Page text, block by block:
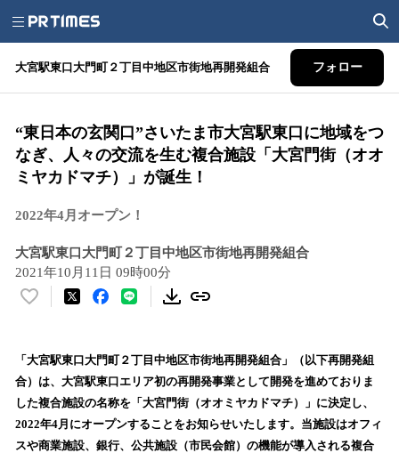
大宮駅東口大門町２丁目中地区市街地再開発組合 フォロー
“東日本の玄関口”さいたま市大宮駅東口に地域をつ
なぎ、人々の交流を生む複合施設「大宮門街（オオ
ミヤカドマチ）」が誕生！
2022年4月オープン！
大宮駅東口大門町２丁目中地区市街地再開発組合
2021年10月11日 09時00分
い
！
数
を
読
み
「大宮駅東口大門町２丁目中地区市街地再開発組合」（以下再開発組
合）は、大宮駅東口エリア初の再開発事業として開発を進めておりま
した複合施設の名称を「大宮門街（オオミヤカドマチ）」に決定し、
2022年4月にオープンすることをお知らせいたします。当施設はオフィ
スや商業施設、銀行、公共施設（市民会館）の機能が導入される複合